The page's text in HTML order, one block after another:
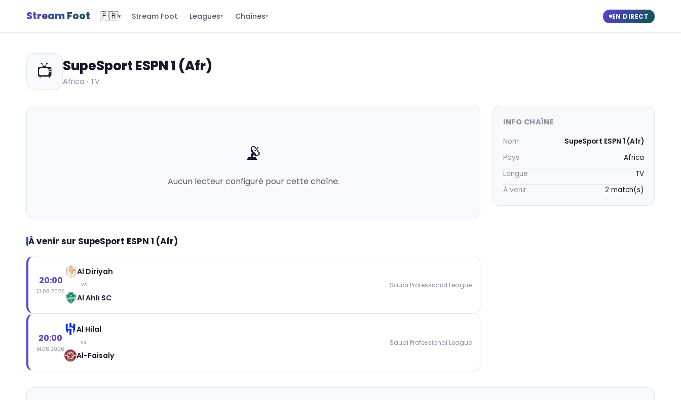
Stream Foot 🇫🇷▾ Stream Foot Leagues▾ Chaînes▾ EN DIRECT
📺 SupeSport ESPN 1 (Afr)
Africa · TV
📡
Aucun lecteur configuré pour cette chaîne.
À venir sur SupeSport ESPN 1 (Afr)
20:00
13.08.2026
Al Diriyah
vs
Al Ahli SC
Saudi Professional League
20:00
14.08.2026
Al Hilal
vs
Al-Faisaly
Saudi Professional League
INFO CHAÎNE
Nom
SupeSport ESPN 1 (Afr)
Pays
Africa
Langue
TV
À venir
2 match(s)